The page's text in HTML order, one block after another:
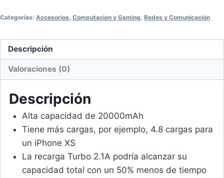
Categorías: Accesorios Computacion y Gaming Redes y Comunicación
Descripción
Valoraciones (0)
Descripción
Alta capacidad de 20000mAh
Tiene más cargas, por ejemplo, 4.8 cargas para
un iPhone XS
La recarga Turbo 2.1A podría alcanzar su
capacidad total con un 50% menos de tiempo